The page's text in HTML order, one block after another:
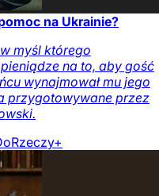
na Ukrainie?
myśl którego
na to, aby gość
wynajmował mu jego
przygotowywane przez